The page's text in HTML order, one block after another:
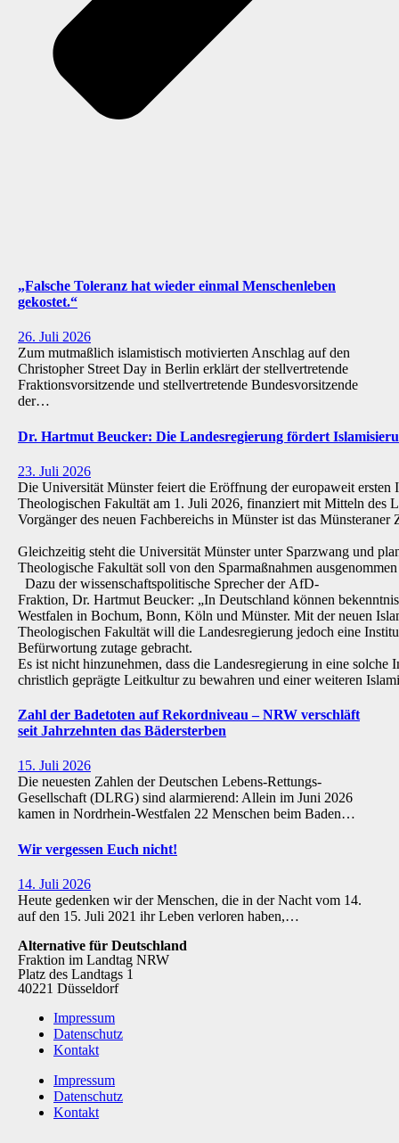
„Falsche Toleranz hat wieder einmal Menschenleben
gekostet.“
26. Juli 2026
Zum mutmaßlich islamistisch motivierten Anschlag auf den
Christopher Street Day in Berlin erklärt der stellvertretende
Fraktionsvorsitzende und stellvertretende Bundesvorsitzende
der…
Dr. Hartmut Beucker: Die Landesregierung fördert
23. Juli 2026
Die Universität Münster feiert die Eröffnung der europaweit ersten
Theologischen Fakultät am 1. Juli 2026, finanziert mit Mitteln des
Vorgänger des neuen Fachbereichs in Münster ist das
Gleichzeitig steht die Universität Münster unter Sparzwang und
Theologische Fakultät soll von den Sparmaßnahmen
Dazu der wissenschaftspolitische Sprecher der AfD-
Fraktion, Dr. Hartmut Beucker: „In Deutschland können
Westfalen in Bochum, Bonn, Köln und Münster. Mit der neuen
Theologischen Fakultät will die Landesregierung jedoch eine
Befürwortung zutage gebracht.
Es ist nicht hinzunehmen, dass die Landesregierung in eine
christlich geprägte Leitkultur zu bewahren und einer weiteren
Zahl der Badetoten auf Rekordniveau – NRW verschläft
seit Jahrzehnten das Bädersterben
15. Juli 2026
Die neuesten Zahlen der Deutschen Lebens-Rettungs-
Gesellschaft (DLRG) sind alarmierend: Allein im Juni 2026
kamen in Nordrhein-Westfalen 22 Menschen beim Baden…
Wir vergessen Euch nicht!
14. Juli 2026
Heute gedenken wir der Menschen, die in der Nacht vom 14.
auf den 15. Juli 2021 ihr Leben verloren haben,…
Alternative für Deutschland
Fraktion im Landtag NRW
Platz des Landtags 1
40221 Düsseldorf
Impressum
Datenschutz
Kontakt
Impressum
Datenschutz
Kontakt